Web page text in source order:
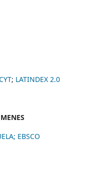
; LATINDEX 2.0
EBSCO